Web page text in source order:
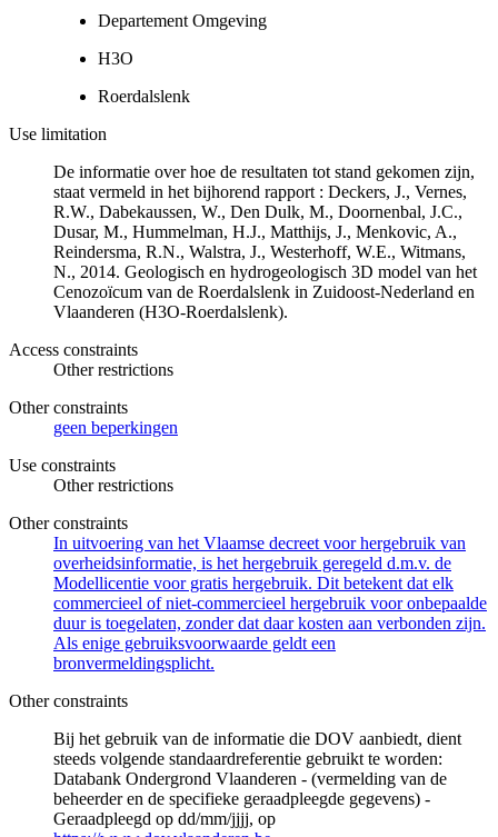
Departement Omgeving
H3O
Roerdalslenk
Use limitation
De informatie over hoe de resultaten tot stand gekomen zijn,
staat vermeld in het bijhorend rapport : Deckers, J., Vernes,
R.W., Dabekaussen, W., Den Dulk, M., Doornenbal, J.C.,
Dusar, M., Hummelman, H.J., Matthijs, J., Menkovic, A.,
Reindersma, R.N., Walstra, J., Westerhoff, W.E., Witmans,
N., 2014. Geologisch en hydrogeologisch 3D model van het
Cenozoïcum van de Roerdalslenk in Zuidoost-Nederland en
Vlaanderen (H3O-Roerdalslenk).
Access constraints
Other restrictions
Other constraints
geen beperkingen
Use constraints
Other restrictions
Other constraints
In uitvoering van het Vlaamse decreet voor hergebruik van
overheidsinformatie, is het hergebruik geregeld d.m.v. de
Modellicentie voor gratis hergebruik. Dit betekent dat elk
commercieel of niet-commercieel hergebruik voor onbepaalde
duur is toegelaten, zonder dat daar kosten aan verbonden zijn.
Als enige gebruiksvoorwaarde geldt een
bronvermeldingsplicht.
Other constraints
Bij het gebruik van de informatie die DOV aanbiedt, dient
steeds volgende standaardreferentie gebruikt te worden:
Databank Ondergrond Vlaanderen - (vermelding van de
beheerder en de specifieke geraadpleegde gegevens) -
Geraadpleegd op dd/mm/jjjj, op